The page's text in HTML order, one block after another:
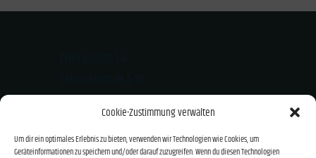
Cookie-Zustimmung verwalten
Um dir ein optimales Erlebnis zu bieten, verwenden wir Technologien wie Cookies, um
Geräteinformationen zu speichern und/oder darauf zuzugreifen. Wenn du diesen Technologien
Kloster-Mondsee-Str. 20
Tel.: 08541/919626